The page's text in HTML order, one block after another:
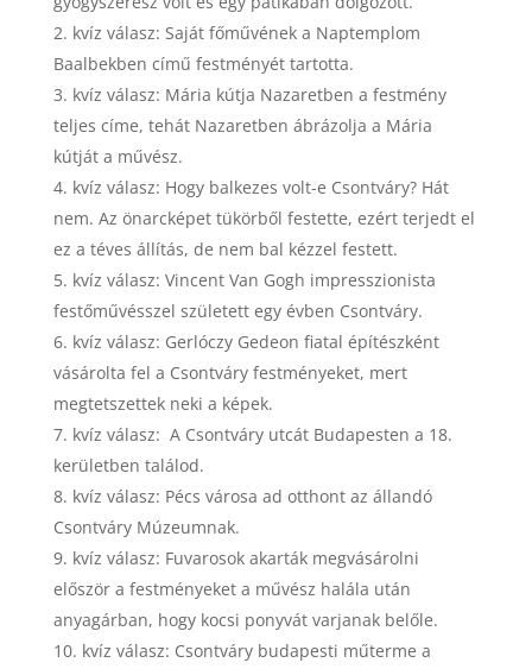
kvíz válasz: Saját főművének a Naptemplom
Baalbekben című festményét tartotta.
kvíz válasz: Mária kútja Nazaretben a festmény
teljes címe, tehát Nazaretben ábrázolja a Mária
kútját a művész.
kvíz válasz: Hogy balkezes volt-e Csontváry? Hát
nem. Az önarcképet tükörből festette, ezért terjedt el
ez a téves állítás, de nem bal kézzel festett.
kvíz válasz: Vincent Van Gogh impresszionista
festőművésszel született egy évben Csontváry.
kvíz válasz: Gerlóczy Gedeon fiatal építészként
vásárolta fel a Csontváry festményeket, mert
megtetszettek neki a képek.
kvíz válasz: A Csontváry utcát Budapesten a 18.
kerületben találod.
kvíz válasz: Pécs városa ad otthont az állandó
Csontváry Múzeumnak.
kvíz válasz: Fuvarosok akarták megvásárolni
először a festményeket a művész halála után
anyagárban, hogy kocsi ponyvát varjanak belőle.
kvíz válasz: Csontváry budapesti műterme a